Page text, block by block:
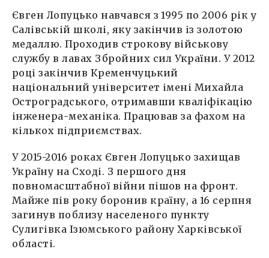
Євген Лопуцько навчався з 1995 по 2006 рік у
Салівській школі, яку закінчив із золотою
медаллю. Проходив строкову військову
службу в лавах Збройних сил України. У 2012
році закінчив Кременчуцький
національний університет імені Михайла
Остроградського, отримавши кваліфікацію
інженера-механіка. Працював за фахом на
кількох підприємствах.
У 2015-2016 роках Євген Лопуцько захищав
Україну на Сході. З першого дня
повномасштабної війни пішов на фронт.
Майже пів року боронив країну, а 16 серпня
загинув поблизу населеного пункту
Сулигівка Ізюмського району Харківської
області.